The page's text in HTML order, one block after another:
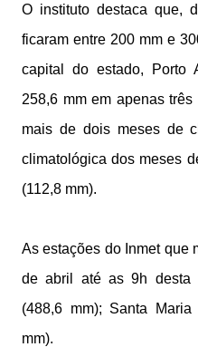
O instituto destaca que,
ficaram entre 200 mm e
capital do estado, Porto
258,6 mm em apenas
mais de dois meses de
climatológica dos meses
(112,8 mm).
As estações do Inmet que
de abril até as 9h desta
(488,6 mm); Santa
mm).